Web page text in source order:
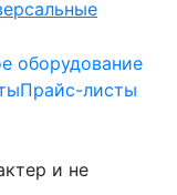
Прайс-листы
и не